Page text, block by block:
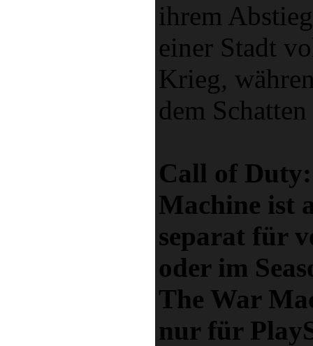
ihrem
einer Stadt
Krieg,
dem
Call of
Machine ist
separat für
oder im
The War
nur für